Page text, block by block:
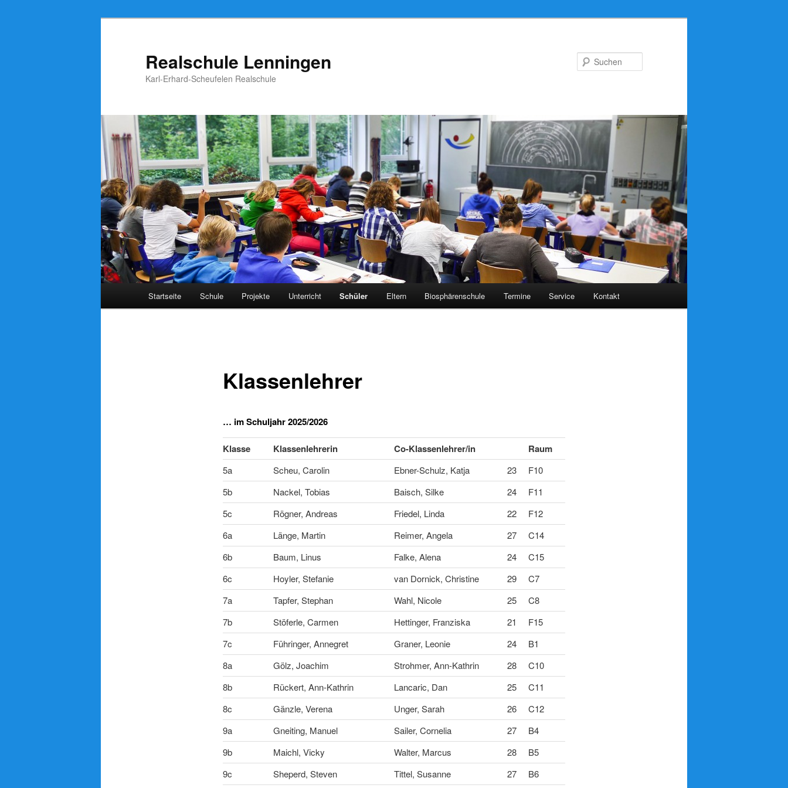
Realschule Lenningen
Karl-Erhard-Scheufelen Realschule
Startseite Schule Projekte Unterricht Schüler Eltern Biosphärenschule Termine Service Kontakt
Klassenlehrer
… im Schuljahr 2025/2026
Klasse Klassenlehrerin Co-Klassenlehrer/in Raum
5a Scheu, Carolin Ebner-Schulz, Katja 23
F10
5b
Nackel, Tobias Baisch, Silke 24
F11
5c
Rögner, Andreas Friedel, Linda 22
F12
6a
Länge, Martin Reimer, Angela 27
C14
6b
Baum, Linus Falke, Alena 24
C15
6c
Hoyler, Stefanie van Dornick, Christine 29
C7
7a
Tapfer, Stephan Wahl, Nicole 25
C8
7b
Stöferle, Carmen Hettinger, Franziska 21
F15
7c
Führinger, Annegret Graner, Leonie 24
B1
8a
Gölz, Joachim Strohmer, Ann-Kathrin 28
C10
8b
Rückert, Ann-Kathrin Lancaric, Dan 25
C11
8c
Gänzle, Verena Unger, Sarah 26
C12
9a
Gneiting, Manuel Sailer, Cornelia 27
B4
9b
Maichl, Vicky Walter, Marcus 28
B5
9c
Sheperd, Steven Tittel, Susanne 27 B6